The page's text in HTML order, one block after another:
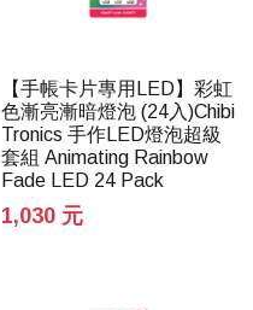
【手帳卡片專用LED】彩虹
色漸亮漸暗燈泡 (24入)Chibi
Tronics 手作LED燈泡超級
套組 Animating Rainbow
Fade LED 24 Pack
1,030 元